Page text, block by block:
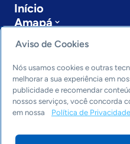
Início
Amapá
Sobre a ASN
Últimas notícias
Entre em contato
Editorias
Economia & Política
Inovação & Tecnologia
Cultura
Aviso de Cookies
Nós usamos cookies e outras
melhorar a sua experiência em
publicidade e recomendar
nossos serviços, você concorda
em nossa
Política de Privacidade